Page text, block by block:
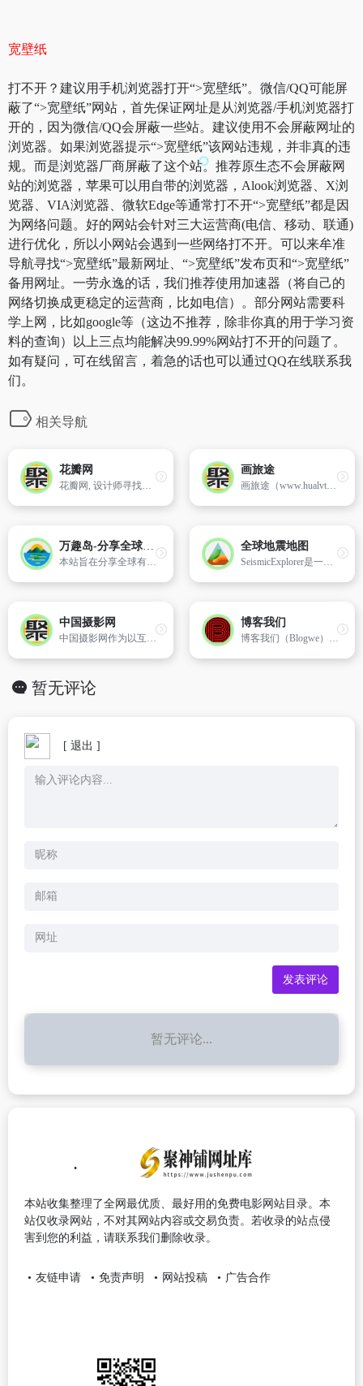
宽壁纸
打不开？建议用手机浏览器打开“>宽壁纸”。微信/QQ可能屏
蔽了“>宽壁纸”网站，首先保证网址是从浏览器/手机浏览器打
开的，因为微信/QQ会屏蔽一些站。建议使用不会屏蔽网址的
浏览器。如果浏览器提示“>宽壁纸”该网站违规，并非真的违
规。而是浏览器厂商屏蔽了这个站。推荐原生态不会屏蔽网
站的浏览器，苹果可以用自带的浏览器，Alook浏览器、X浏
览器、VIA浏览器、微软Edge等通常打不开“>宽壁纸”都是因
为网络问题。好的网站会针对三大运营商(电信、移动、联通)
进行优化，所以小网站会遇到一些网络打不开。可以来牟准
导航寻找“>宽壁纸”最新网址、“>宽壁纸”发布页和“>宽壁纸”
备用网址。一劳永逸的话，我们推荐使用加速器（将自己的
网络切换成更稳定的运营商，比如电信）。部分网站需要科
学上网，比如google等（这边不推荐，除非你真的用于学习资
料的查询）以上三点均能解决99.99%网站打不开的问题了。
如有疑问，可在线留言，着急的话也可以通过QQ在线联系我
们。
相关导航
花瓣网
花瓣网, 设计师寻找灵感的天堂！图片素材领导者,帮你采集、发现网络上你喜欢的事物。你可以用它收集灵感,保存有用的素材,计划旅行,晒晒自己想要的东西
画旅途
画旅途（www.hualvtu.com）我的图片游记。
万趣岛-分享全球有趣网站游戏AI工具
本站旨在分享全球有趣网站、奇趣网站、有意思的网站、趣味小游戏 以及 AI 相关趣味使用经验，给大家枯燥的生活添加点乐趣，在这个“兴趣小岛🏝️” 感受好奇心和探索精神
全球地震地图
SeismicExplorer是一个提供自1980年以来全球范围内的历史地震数据平台。用户可通过交互式地图查[…]
中国摄影网
中国摄影网作为以互联网为依托的摄影媒介,是继报纸杂志、广播电视之后的第三大媒体。由金华光影网络科技有限公司主办的摄影行业专业网站。于2000年6月开通,致力于向摄影爱好者、专业摄影工作者及摄影行业用户提供全面而可靠的信息和服务。其中包括：网上购物、二手器材买卖、企业产品网上在线推广；提供尼康、
博客我们
博客我们（Blogwe）创办于2017年3月，是较早的个人博客导航网站，为纯公益性网站，网站宗旨是通过博客导航串联博客圈子，增强互动交流，认识更多朋友。"
暂无评论
[ 退出 ]
暂无评论...
本站收集整理了全网最优质、最好用的免费电影网站目录。本
站仅收录网站，不对其网站内容或交易负责。若收录的站点侵
害到您的利益，请联系我们删除收录。
友链申请 免责声明 网站投稿 广告合作